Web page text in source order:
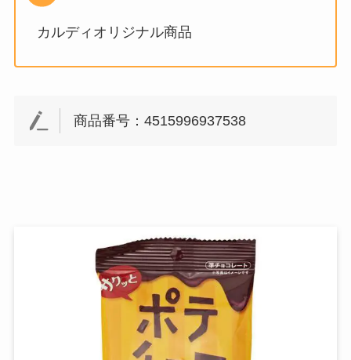
カルディオリジナル商品
商品番号：4515996937538